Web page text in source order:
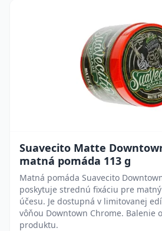
Suavecito Matte
matná pomáda 113 g
Matná pomáda Suavecito
poskytuje strednú fixáciu pre
účesu. Je dostupná v limitovanej
vôňou Downtown Chrome. Balenie
produktu.